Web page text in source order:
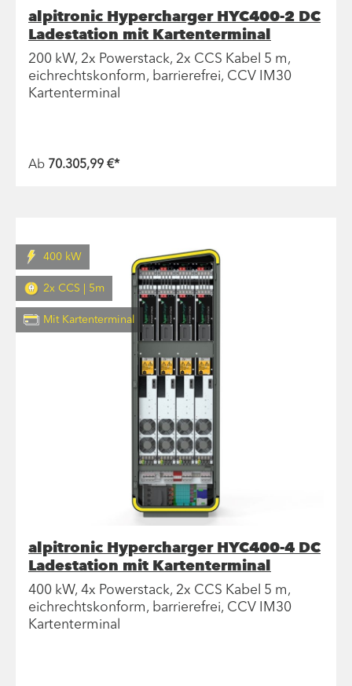
alpitronic Hypercharger HYC400-2 DC
Ladestation mit Kartenterminal
200 kW, 2x Powerstack, 2x CCS Kabel 5 m,
eichrechtskonform, barrierefrei, CCV IM30
Kartenterminal
Ab 70.305,99 €*
400 kW
2x CCS | 5m
Mit Kartenterminal
alpitronic Hypercharger HYC400-4 DC
Ladestation mit Kartenterminal
400 kW, 4x Powerstack, 2x CCS Kabel 5 m,
eichrechtskonform, barrierefrei, CCV IM30
Kartenterminal